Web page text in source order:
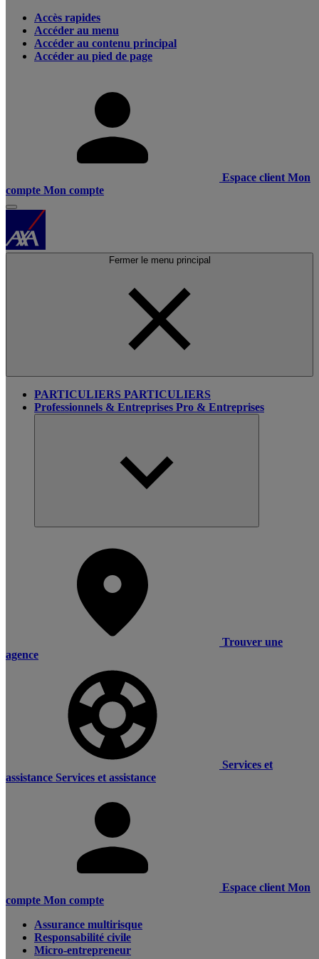
Accès rapides
Accéder au menu
Accéder au contenu principal
Accéder au pied de page
Espace client Mon
compte Mon compte
Fermer le menu principal
PARTICULIERS PARTICULIERS
Professionnels & Entreprises Pro & Entreprises
Trouver une
agence
Services et
assistance Services et assistance
Espace client Mon
compte Mon compte
Assurance multirisque
Responsabilité civile
Micro-entrepreneur